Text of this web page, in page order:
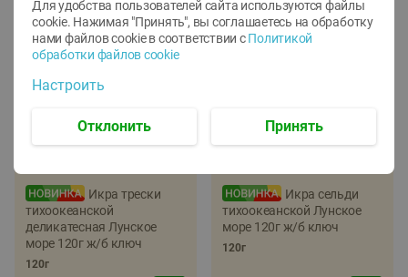
22%
Икра трески
тихоокеанской
деликатесная Лунское
море 120г ж/б ключ
120г
-17%
Икра сельди
тихоокеанской Лунское
море 120г ж/б ключ
120г
Для удобства пользователей сайта используются файлы
cookie. Нажимая "Принять", вы соглашаетесь на обработку
нами файлов cookie в соответствии с Политикой
обработки файлов cookie
Настроить
Отклонить Принять